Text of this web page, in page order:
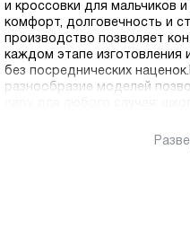
и кроссовки для мальчиков
комфорт, долговечность и
производство позволяет
каждом этапе изготовления
без посреднических
разнообразие моделей